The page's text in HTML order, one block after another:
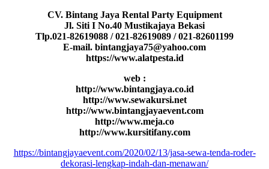
CV. Bintang Jaya Rental Party Equipment
Jl. Siti I No.40 Mustikajaya Bekasi
Tlp.021-82619088 / 021-82619089 / 021-82601199
E-mail. bintangjaya75@yahoo.com
https://www.alatpesta.id
web :
http://www.bintangjaya.co.id
http://www.sewakursi.net
http://www.bintangjayaevent.com
http://www.meja.co
http://www.kursitifany.com
https://bintangjayaevent.com/2020/02/13/jasa-sewa-tenda-roder-
dekorasi-lengkap-indah-dan-menawan/